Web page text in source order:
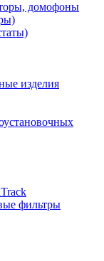
домофоны
изделия
фильтры